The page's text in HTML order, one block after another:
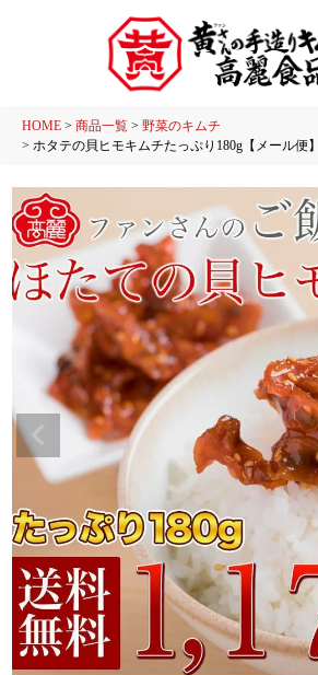
検索
HOME 商品一覧
野菜のキムチ
ホタテの貝ヒモキムチたっぷり180g【メール便